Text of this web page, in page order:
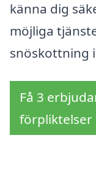
känna dig
möjliga
snöskottning i
Få 3
förpliktelser